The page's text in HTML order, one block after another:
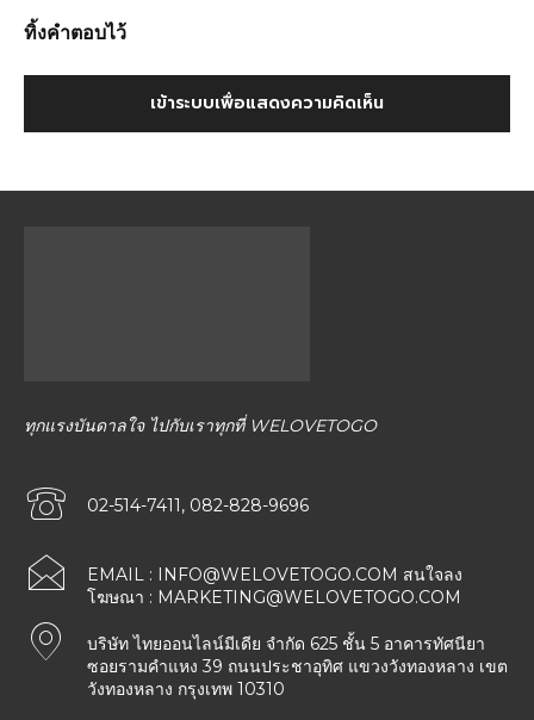
ทิ้งคำตอบไว้
เข้าระบบเพื่อแสดงความคิดเห็น
ทุกแรงบันดาลใจ ไปกับเราทุกที่ WELOVETOGO
02-514-7411, 082-828-9696
EMAIL : INFO@WELOVETOGO.COM สนใจลง
โฆษณา : MARKETING@WELOVETOGO.COM
บริษัท ไทยออนไลน์มีเดีย จำกัด 625 ชั้น 5 อาคารทัศนียา
ซอยรามคำแหง 39 ถนนประชาอุทิศ แขวงวังทองหลาง เขต
วังทองหลาง กรุงเทพ 10310